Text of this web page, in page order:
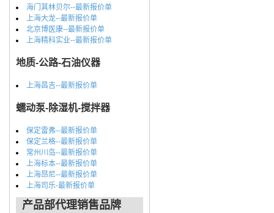
海门其林贝尔--最新报价单
上海大龙--最新报价单
北京博医康--最新报价单
上海精科实业--最新报价单
地质-公路-石油仪器
上海昌吉--最新报价单
蠕动泵-除湿机-搅拌器
保定雷弗--最新报价单
保定兰格--最新报价单
常州川岛--最新报价单
上海标本--最新报价单
上海昂尼--最新报价单
上海司乐-最新报价单
产品部代理销售品牌